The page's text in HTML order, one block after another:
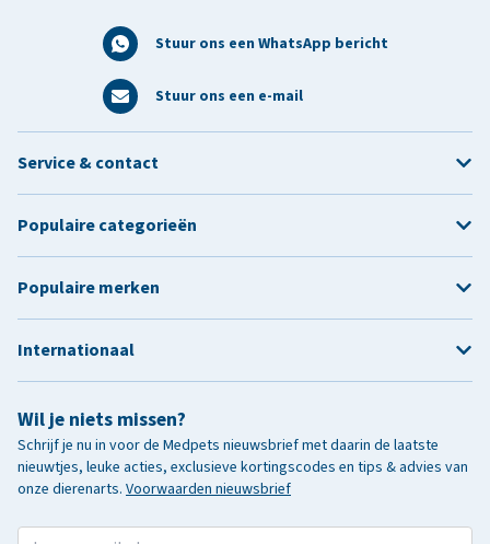
Stuur ons een WhatsApp bericht
Stuur ons een e-mail
Wil je niets missen?
Schrijf je nu in voor de Medpets nieuwsbrief met daarin de laatste
nieuwtjes, leuke acties, exclusieve kortingscodes en tips & advies van
onze dierenarts. Voorwaarden nieuwsbrief
Service & contact
Populaire categorieën
Populaire merken
Internationaal